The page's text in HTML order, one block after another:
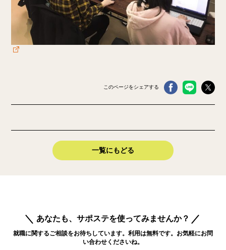
このページをシェアする
一覧にもどる
あなたも、サポステを使ってみませんか？
就職に関するご相談をお待ちしています。利用は無料です。お気軽にお問
い合わせくださいね。